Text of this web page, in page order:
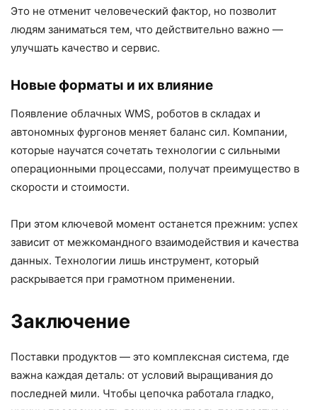
Это не отменит человеческий фактор, но позволит
людям заниматься тем, что действительно важно —
улучшать качество и сервис.
Новые форматы и их влияние
Появление облачных WMS, роботов в складах и
автономных фургонов меняет баланс сил. Компании,
которые научатся сочетать технологии с сильными
операционными процессами, получат преимущество в
скорости и стоимости.
При этом ключевой момент останется прежним: успех
зависит от межкомандного взаимодействия и качества
данных. Технологии лишь инструмент, который
раскрывается при грамотном применении.
Заключение
Поставки продуктов — это комплексная система, где
важна каждая деталь: от условий выращивания до
последней мили. Чтобы цепочка работала гладко,